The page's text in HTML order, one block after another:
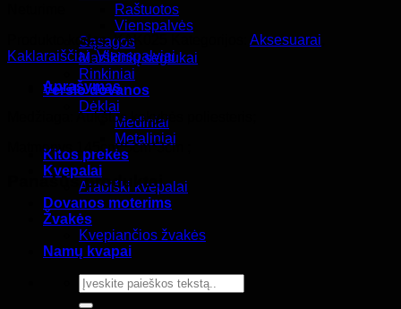
Raštuotos
Vienspalvės
Sąsagos
Marškinių segtukai
Rinkiniai
Verslo dovanos
Dėklai
Mediniai
Metaliniai
Kitos prekės
Kvepalai
Arabiški kvepalai
Dovanos moterims
Žvakės
Kvepiančios žvakės
Namų kvapai
Ieškoti:
Produkto kodas:KAK025 Aksesuarai
Kaklaraiščiai,Vienspalviai
Aprašymas
Medžiaga: Aukštos kokybės poliesteris;
Matmenys 145cm*5cm*3cm ;
Panašūs produktai